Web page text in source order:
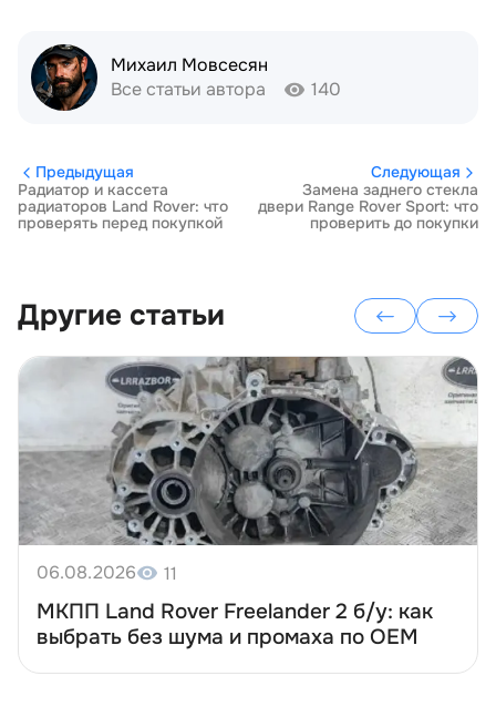
Михаил Мовсесян
Все статьи автора
140
Предыдущая
Радиатор и кассета
радиаторов Land Rover: что
проверять перед покупкой
Следующая
Замена заднего стекла
двери Range Rover Sport: что
проверить до покупки
Другие статьи
06.08.2026 11
МКПП Land Rover Freelander 2 б/у: как
ыбрать без шума и промаха по OEM